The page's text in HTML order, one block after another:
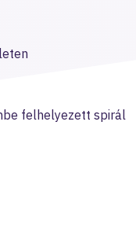
felhelyezett spirál